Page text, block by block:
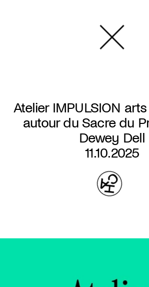
Atelier IMPULSION
autour du Sacre du
Dewey Dell
11.10.2025